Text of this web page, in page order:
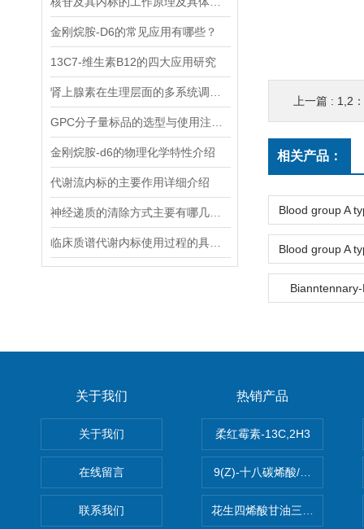
金刚烷胺-D6的常见应用有哪些？
13C7-维生素B12的四大应用研究
金刚烷胺-d6的物理化学特性介绍
代谢流内标的主要作用详细介绍
上一篇 : 1,2
相关产品：
关于我们
关于我们
在线留言
联系我们
热销产品
柔红霉素-13C,2H3
9(Z)-十八碳烯酸/油酸
花生四烯酸甘油三酯(顺式-